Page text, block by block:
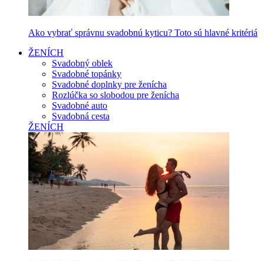
Ako vybrať správnu svadobnú kyticu? Toto sú hlavné kritériá
ŽENÍCH
Svadobný oblek
Svadobné topánky
Svadobné doplnky pre ženícha
Rozlúčka so slobodou pre ženícha
Svadobné auto
Svadobná cesta
ŽENÍCH